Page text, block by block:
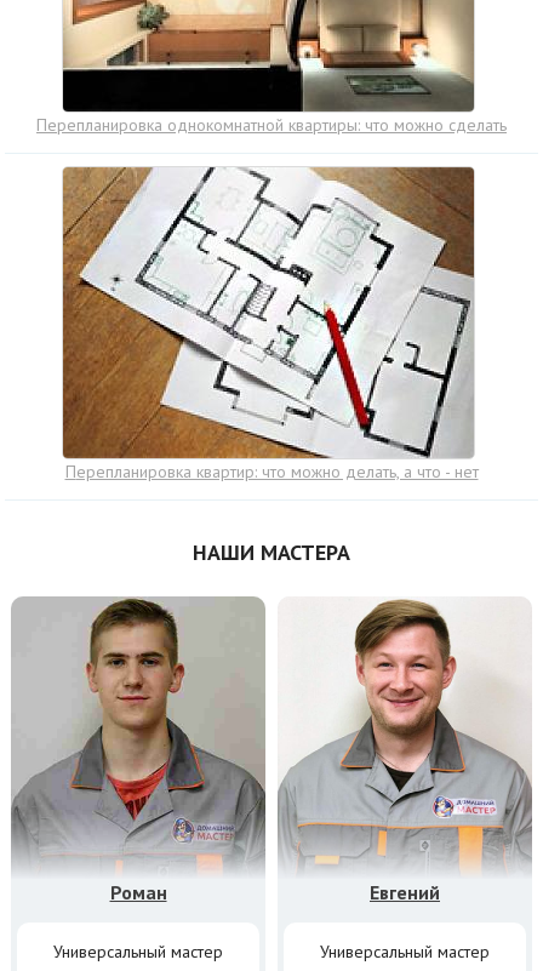
Перепланировка однокомнатной квартиры: что можно сделать
Перепланировка квартир: что можно делать, а что - нет
НАШИ МАСТЕРА
Роман
Универсальный мастер
Евгений
Универсальный мастер